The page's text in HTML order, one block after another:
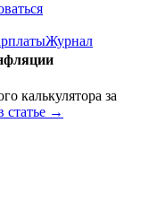
Журнал
калькулятора за
статье →